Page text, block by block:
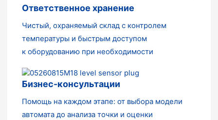
Ответственное хранение
Чистый, охраняемый склад с контролем
температуры и быстрым доступом
к оборудованию при необходимости
Бизнес-консультации
Помощь на каждом этапе: от выбора модели
автомата до анализа точки и оценки